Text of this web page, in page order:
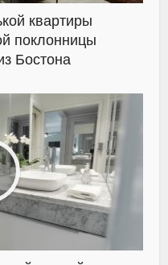
квартиры
поклонницы
Бостона